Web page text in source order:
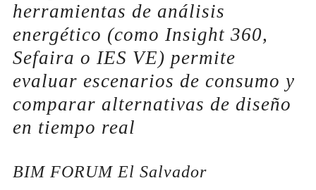
herramientas de análisis
energético (como Insight 360,
Sefaira o IES VE) permite
evaluar escenarios de consumo y
comparar alternativas de diseño
en tiempo real
BIM FORUM El Salvador